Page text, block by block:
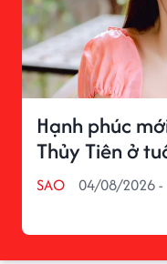
Hạnh phúc
Thủy Tiên ở
SAO 04/08/2026